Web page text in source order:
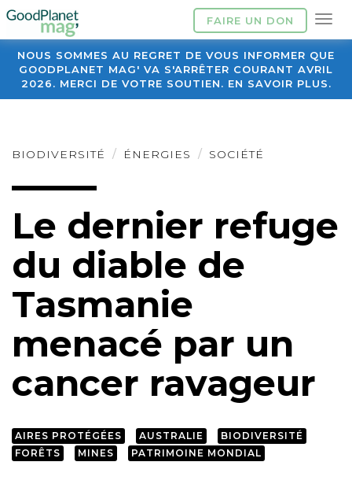
FAIRE UN DON
NOUS SOMMES AU REGRET DE VOUS INFORMER QUE
GOODPLANET MAG' VA S'ARRÊTER COURANT AVRIL
2026. MERCI DE VOTRE SOUTIEN. EN SAVOIR PLUS.
BIODIVERSITÉ ÉNERGIES SOCIÉTÉ
Le dernier refuge
du diable de
Tasmanie
menacé par un
cancer ravageur
AIRES PROTÉGÉES AUSTRALIE
BIODIVERSITÉ
FORÊTS
MINES PATRIMOINE MONDIAL